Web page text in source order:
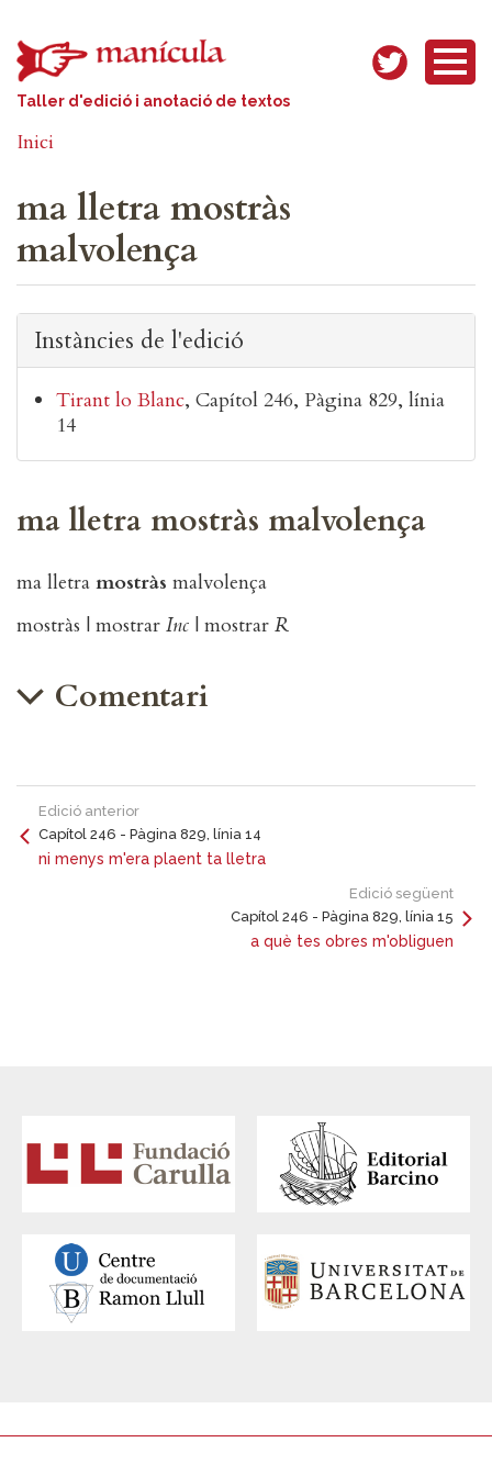
Taller d'edició i anotació de textos
Inici
ma lletra mostràs
malvolença
Instàncies de l'edició
Tirant lo Blanc Capítol 246 Pàgina 829, línia
14
ma lletra mostràs malvolença
ma lletra mostràs malvolença
mostràs | mostrar Inc | mostrar R
Comentari
Edició anterior
Capítol 246 - Pàgina 829, línia 14
ni menys m'era plaent ta lletra
Edició següent
Capítol 246 - Pàgina 829, línia 15
a què tes obres m'obliguen